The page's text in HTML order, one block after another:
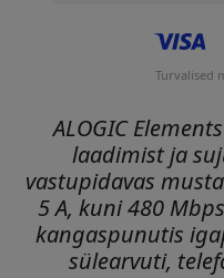
Turvalised
ALOGIC
laadimist ja
vastupidavas
5 A, kuni 480
kangaspunutis
sülearvuti,